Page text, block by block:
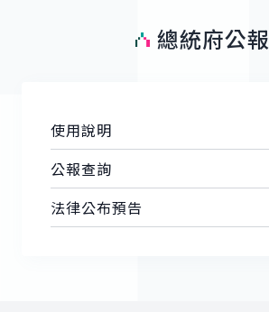
總統府公報
使用說明
公報查詢
法律公布預告